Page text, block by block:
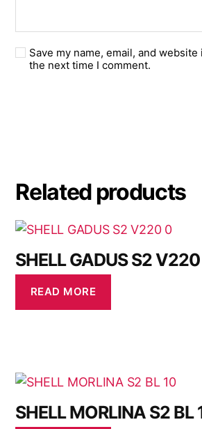
Save my name, email, and
the next time I comment.
Related products
SHELL GADUS S2
READ MORE
SHELL MORLINA S2 BL